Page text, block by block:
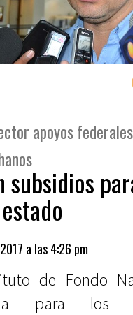
apoyos
subsidios
a las 4:26 pm
de Fondo
para los